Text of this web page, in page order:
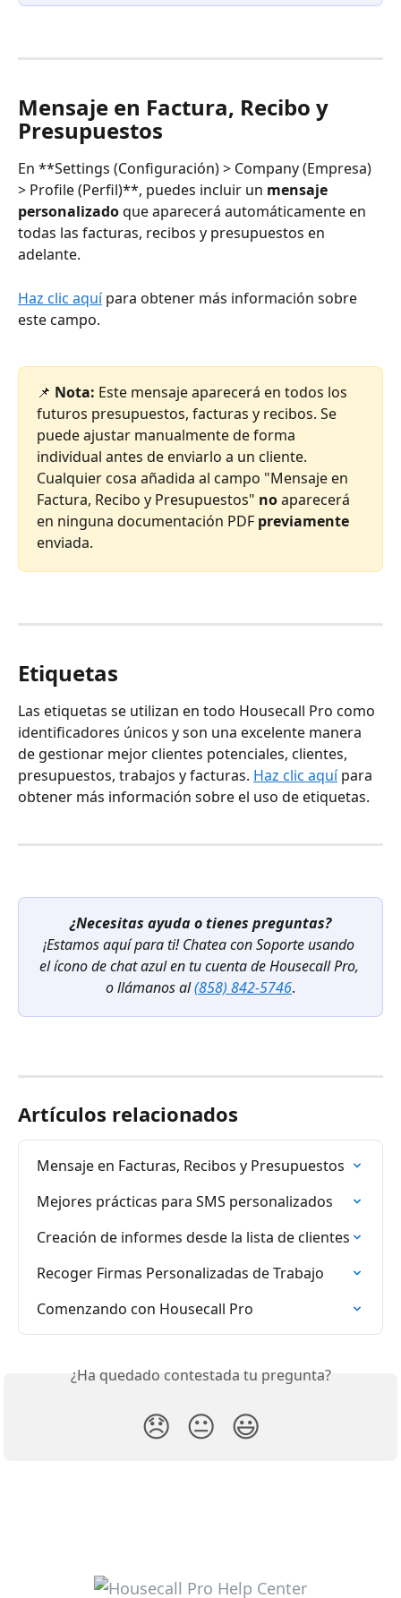
Mensaje en Factura, Recibo y
Presupuestos
En **Settings (Configuración) > Company (Empresa)
> Profile (Perfil)**, puedes incluir un mensaje
personalizado que aparecerá automáticamente en
todas las facturas, recibos y presupuestos en
adelante.
Haz clic aquí para obtener más información sobre
este campo.
📌 Nota: Este mensaje aparecerá en todos los
futuros presupuestos, facturas y recibos. Se
puede ajustar manualmente de forma
individual antes de enviarlo a un cliente.
Cualquier cosa añadida al campo "Mensaje en
Factura, Recibo y Presupuestos" no aparecerá
en ninguna documentación PDF previamente
enviada.
Etiquetas
Las etiquetas se utilizan en todo Housecall Pro como
identificadores únicos y son una excelente manera
de gestionar mejor clientes potenciales, clientes,
presupuestos, trabajos y facturas. Haz clic aquí para
obtener más información sobre el uso de etiquetas.
¿Necesitas ayuda o tienes preguntas?
¡Estamos aquí para ti! Chatea con Soporte usando
el ícono de chat azul en tu cuenta de Housecall Pro,
o llámanos al(858) 842-5746.
Artículos relacionados
Mensaje en Facturas, Recibos y Presupuestos
Mejores prácticas para SMS personalizados
Creación de informes desde la lista de clientes
Recoger Firmas Personalizadas de Trabajo
Comenzando con Housecall Pro
¿Ha quedado contestada tu pregunta?
😞 😐 😃